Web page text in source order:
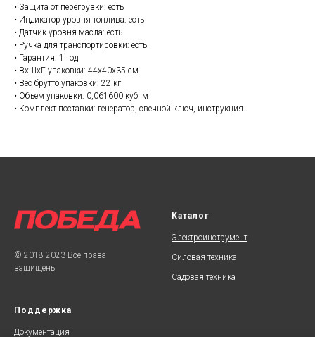
• Защита от перегрузки: есть
• Индикатор уровня топлива: есть
• Датчик уровня масла: есть
• Ручка для транспортировки: есть
• Гарантия: 1 год
• ВхШхГ упаковки: 44х40х35 см
• Вес брутто упаковки: 22 кг
• Объем упаковки: 0,061600 куб. м
• Комплект поставки: генератор, свечной ключ, инструкция
© 2018-2023 Все права
защищены
Каталог
Электроинструмент
Силовая техника
Садовая техника
Поддержка
Документация